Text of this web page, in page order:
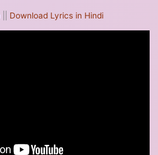
Download Lyrics in Hindi